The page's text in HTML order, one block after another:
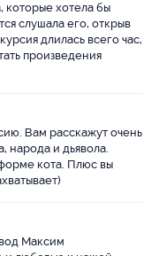
которые хотела бы
слушала его, открыв
длилась всего час,
произведения
Вам расскажут очень
народа и дьявола.
кота. Плюс вы
Максим